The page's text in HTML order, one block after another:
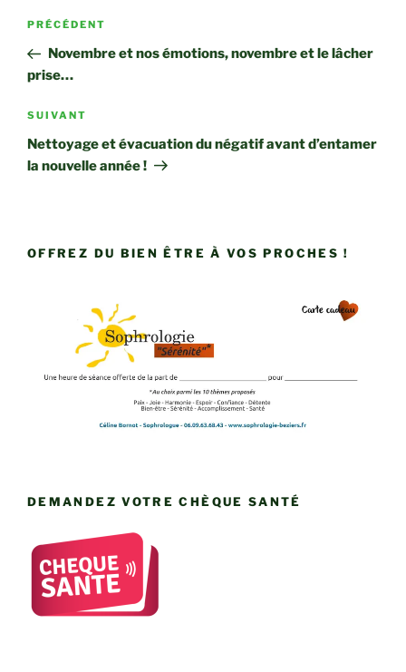
Navigation
l’article
Article
précédent
PRÉCÉDENT
Novembre et nos émotions, novembre et le lâcher
prise…
Article
suivant
SUIVANT
Nettoyage et évacuation du négatif avant d’entamer
la nouvelle année !
OFFREZ DU BIEN ÊTRE À VOS PROCHES !
DEMANDEZ VOTRE CHÈQUE SANTÉ